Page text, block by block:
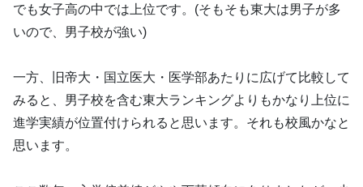
でも女子高の中では上位です。(そもそも東大は男子が多
いので、男子校が強い)
一方、旧帝大・国立医大・医学部あたりに広げて比較して
みると、男子校を含む東大ランキングよりもかなり上位に
進学実績が位置付けられると思います。それも校風かなと
思います。